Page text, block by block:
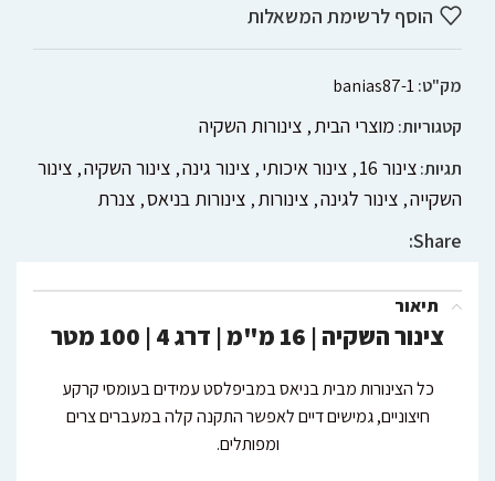
הוסף לרשימת המשאלות
מק"ט:banias87-1
קטגוריות: מוצרי הבית, צינורות השקיה
תגיות:צינור 16 , צינור איכותי, צינור גינה, צינור השקיה, צינור
השקייה, צינור לגינה, צינורות, צינורות בניאס, צנרת
Share:
תיאור
צינור השקיה | 16 מ"מ | דרג 4 | 100 מטר
כל הצינורות מבית בניאס במביפלסט עמידים בעומסי קרקע
חיצוניים, גמישים דיים לאפשר התקנה קלה במעברים צרים
ומפותלים.